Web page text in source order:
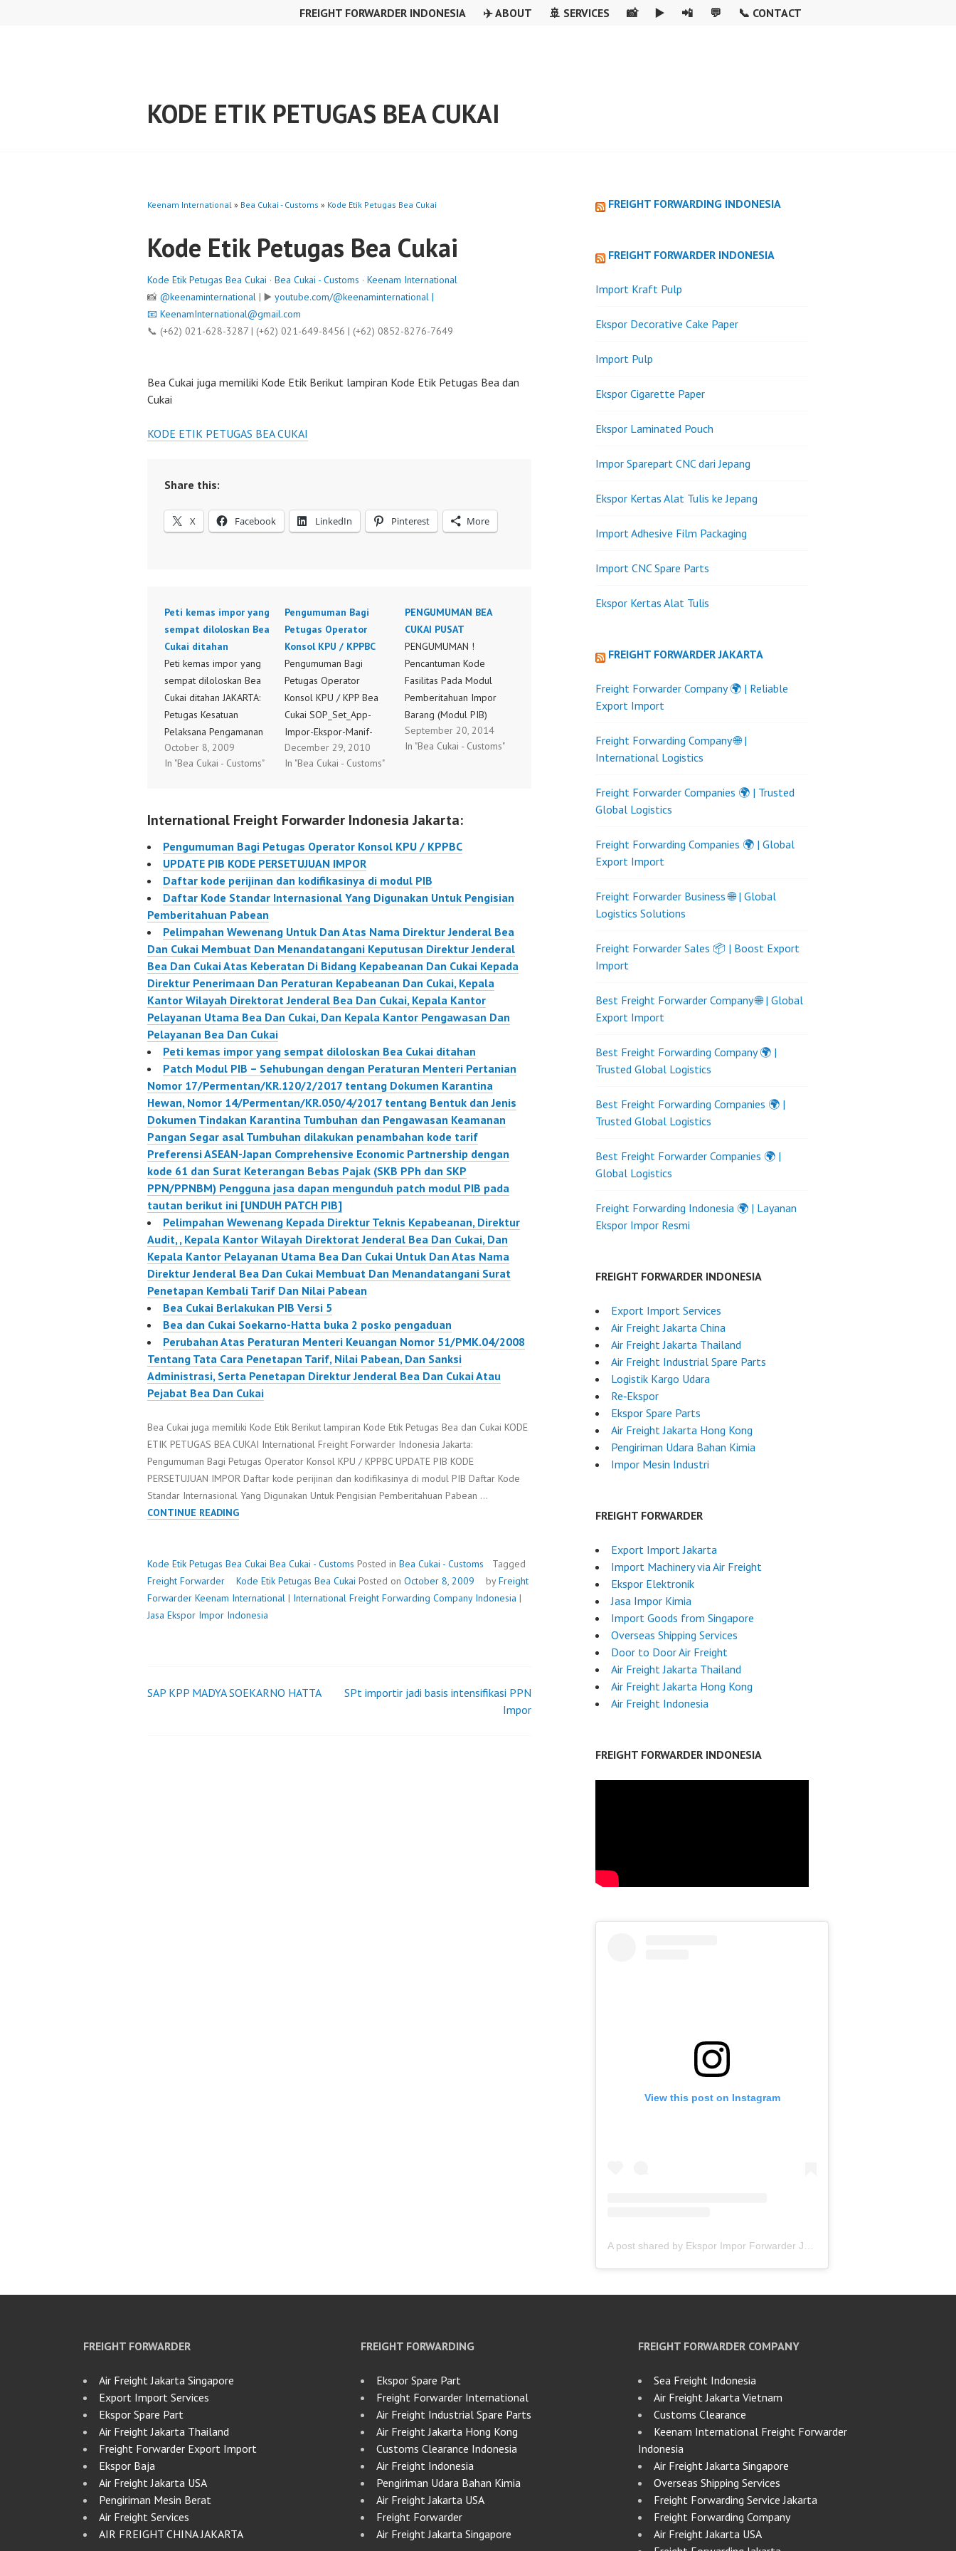
FREIGHT FORWARDER INDONESIA ✈️ ABOUT 🚢 SERVICES 📸 ▶️ 📲 💬 📞 CONTACT
KODE ETIK PETUGAS BEA CUKAI
Keenam International » Bea Cukai - Customs » Kode Etik Petugas Bea Cukai
Kode Etik Petugas Bea Cukai
Kode Etik Petugas Bea Cukai · Bea Cukai - Customs · Keenam International
📸 @keenaminternational | ▶️ youtube.com/@keenaminternational |
📧 KeenamInternational@gmail.com
📞 (+62) 021-628-3287 | (+62) 021-649-8456 | (+62) 0852-8276-7649
Bea Cukai juga memiliki Kode Etik Berikut lampiran Kode Etik Petugas Bea dan
Cukai
KODE ETIK PETUGAS BEA CUKAI
Share this:
X Facebook LinkedIn Pinterest More
Peti kemas impor yang
sempat diloloskan Bea
Cukai ditahan
Peti kemas impor yang
sempat diloloskan Bea
Cukai ditahan JAKARTA:
Petugas Kesatuan
Pelaksana Pengamanan
Pelabuhan (KPPP)
Tanjung Priok menahan
berisi barang ilegal
Sebelumnya peti kemas
itu sempat melalui
pemeriksaan fisik jalur
merah (behandle) oleh
petugas Bea dan Cukai…
October 8, 2009
In "Bea Cukai - Customs"
Pengumuman Bagi
Petugas Operator
Konsol KPU / KPPBC
Pengumuman Bagi
Petugas Operator
Konsol KPU / KPP Bea
Cukai SOP_Set_App-
Impor-Ekspor-Manif-
Cukai-OA.pdf
December 29, 2010
In "Bea Cukai - Customs"
PENGUMUMAN BEA
CUKAI PUSAT
PENGUMUMAN !
Pencantuman Kode
Fasilitas Pada Modul
Pemberitahuan Impor
Barang (Modul PIB)
Dalam rangka
pelaksanaan importasi
Pemerintah Tahun
untuk penyeragaman
administrasi
Pemberitahuan Pabean
sebagai berikut: Unduh
Selengkapnya
[Pemberitahuan Direktur
Fasilitas Kepabeanan
Nomor : PEM-
1/BC.3/2014]…
September 20, 2014
In "Bea Cukai - Customs"
International Freight Forwarder Indonesia Jakarta:
Pengumuman Bagi Petugas Operator Konsol KPU / KPPBC
UPDATE PIB KODE PERSETUJUAN IMPOR
Daftar kode perijinan dan kodifikasinya di modul PIB
Daftar Kode Standar Internasional Yang Digunakan Untuk Pengisian
Pemberitahuan Pabean
Pelimpahan Wewenang Untuk Dan Atas Nama Direktur Jenderal Bea
Dan Cukai Membuat Dan Menandatangani Keputusan Direktur Jenderal
Bea Dan Cukai Atas Keberatan Di Bidang Kepabeanan Dan Cukai Kepada
Direktur Penerimaan Dan Peraturan Kepabeanan Dan Cukai, Kepala
Kantor Wilayah Direktorat Jenderal Bea Dan Cukai, Kepala Kantor
Pelayanan Utama Bea Dan Cukai, Dan Kepala Kantor Pengawasan Dan
Pelayanan Bea Dan Cukai
Peti kemas impor yang sempat diloloskan Bea Cukai ditahan
Patch Modul PIB – Sehubungan dengan Peraturan Menteri Pertanian
Nomor 17/Permentan/KR.120/2/2017 tentang Dokumen Karantina
Hewan, Nomor 14/Permentan/KR.050/4/2017 tentang Bentuk dan Jenis
Dokumen Tindakan Karantina Tumbuhan dan Pengawasan Keamanan
Pangan Segar asal Tumbuhan dilakukan penambahan kode tarif
Preferensi ASEAN-Japan Comprehensive Economic Partnership dengan
kode 61 dan Surat Keterangan Bebas Pajak (SKB PPh dan SKP
PPN/PPNBM) Pengguna jasa dapan mengunduh patch modul PIB pada
tautan berikut ini [UNDUH PATCH PIB]
Pelimpahan Wewenang Kepada Direktur Teknis Kepabeanan, Direktur
Audit, , Kepala Kantor Wilayah Direktorat Jenderal Bea Dan Cukai, Dan
Kepala Kantor Pelayanan Utama Bea Dan Cukai Untuk Dan Atas Nama
Direktur Jenderal Bea Dan Cukai Membuat Dan Menandatangani Surat
Penetapan Kembali Tarif Dan Nilai Pabean
Bea Cukai Berlakukan PIB Versi 5
Bea dan Cukai Soekarno-Hatta buka 2 posko pengaduan
Perubahan Atas Peraturan Menteri Keuangan Nomor 51/PMK.04/2008
Tentang Tata Cara Penetapan Tarif, Nilai Pabean, Dan Sanksi
Administrasi, Serta Penetapan Direktur Jenderal Bea Dan Cukai Atau
Pejabat Bea Dan Cukai
Bea Cukai juga memiliki Kode Etik Berikut lampiran Kode Etik Petugas Bea dan Cukai KODE
ETIK PETUGAS BEA CUKAI International Freight Forwarder Indonesia Jakarta:
Pengumuman Bagi Petugas Operator Konsol KPU / KPPBC UPDATE PIB KODE
PERSETUJUAN IMPOR Daftar kode perijinan dan kodifikasinya di modul PIB Daftar Kode
Standar Internasional Yang Digunakan Untuk Pengisian Pemberitahuan Pabean …
CONTINUE READINGKODE
BEA
CUKAI
Kode Etik Petugas Bea Cukai Bea Cukai - Customs Posted in Bea Cukai - Customs
Tagged
Freight Forwarder
Kode Etik Petugas Bea Cukai Posted on October 8, 2009 byFreight
Forwarder Keenam International | International Freight Forwarding Company Indonesia |
Jasa Ekspor Impor Indonesia
Post
SAP KPP MADYA SOEKARNO HATTA
SPt importir jadi basis intensifikasi PPN
Impor
FREIGHT FORWARDING INDONESIA
FREIGHT FORWARDER INDONESIA
Import Kraft Pulp
Ekspor Decorative Cake Paper
Import Pulp
Ekspor Cigarette Paper
Ekspor Laminated Pouch
Impor Sparepart CNC dari Jepang
Ekspor Kertas Alat Tulis ke Jepang
Import Adhesive Film Packaging
Import CNC Spare Parts
Ekspor Kertas Alat Tulis
FREIGHT FORWARDER JAKARTA
Freight Forwarder Company 🌍 | Reliable
Export Import
Freight Forwarding Company 🌐 |
International Logistics
Freight Forwarder Companies 🌍 | Trusted
Global Logistics
Freight Forwarding Companies 🌍 | Global
Export Import
Freight Forwarder Business 🌐 | Global
Logistics Solutions
Freight Forwarder Sales 📦 | Boost Export
Import
Best Freight Forwarder Company 🌐 | Global
Export Import
Best Freight Forwarding Company 🌍 |
Trusted Global Logistics
Best Freight Forwarding Companies 🌍 |
Trusted Global Logistics
Best Freight Forwarder Companies 🌍 |
Global Logistics
Freight Forwarding Indonesia 🌍 | Layanan
Ekspor Impor Resmi
FREIGHT FORWARDER INDONESIA
Export Import Services
Air Freight Jakarta China
Air Freight Jakarta Thailand
Air Freight Industrial Spare Parts
Logistik Kargo Udara
Re‑Ekspor
Ekspor Spare Parts
Air Freight Jakarta Hong Kong
Pengiriman Udara Bahan Kimia
Impor Mesin Industri
FREIGHT FORWARDER
Export Import Jakarta
Import Machinery via Air Freight
Ekspor Elektronik
Jasa Impor Kimia
Import Goods from Singapore
Overseas Shipping Services
Door to Door Air Freight
Air Freight Jakarta Thailand
Air Freight Jakarta Hong Kong
Air Freight Indonesia
FREIGHT FORWARDER INDONESIA
View this post on Instagram
FREIGHT FORWARDER
Air Freight Jakarta Singapore
Export Import Services
Ekspor Spare Part
Air Freight Jakarta Thailand
Freight Forwarder Export Import
Ekspor Baja
Air Freight Jakarta USA
Pengiriman Mesin Berat
Air Freight Services
AIR FREIGHT CHINA JAKARTA
FREIGHT FORWARDING
Ekspor Spare Part
Freight Forwarder International
Air Freight Industrial Spare Parts
Air Freight Jakarta Hong Kong
Customs Clearance Indonesia
Air Freight Indonesia
Pengiriman Udara Bahan Kimia
Air Freight Jakarta USA
Freight Forwarder
Air Freight Jakarta Singapore
FREIGHT FORWARDER COMPANY
Sea Freight Indonesia
Air Freight Jakarta Vietnam
Customs Clearance
Keenam International Freight Forwarder
Indonesia
Air Freight Jakarta Singapore
Overseas Shipping Services
Freight Forwarding Service Jakarta
Freight Forwarding Company
Air Freight Jakarta USA